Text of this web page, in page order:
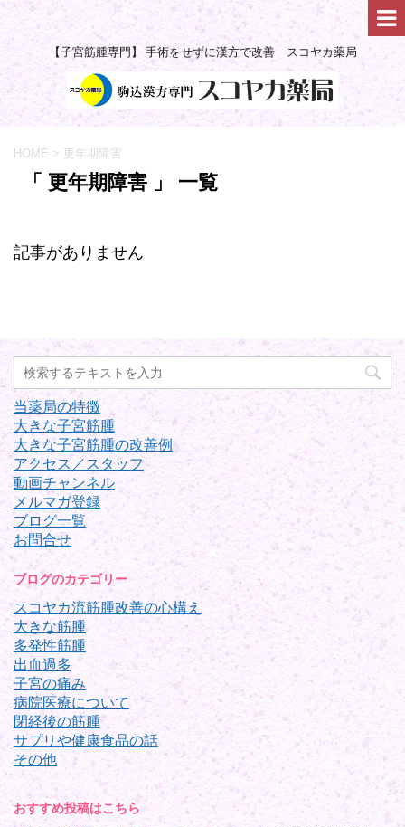
【子宮筋腫専門】 手術をせずに漢方で改善 スコヤカ薬局
HOME > 更年期障害
「 更年期障害 」 一覧
記事がありません
当薬局の特徴
大きな子宮筋腫
大きな子宮筋腫の改善例
アクセス／スタッフ
動画チャンネル
メルマガ登録
ブログ一覧
お問合せ
ブログのカテゴリー
スコヤカ流筋腫改善の心構え
大きな筋腫
多発性筋腫
出血過多
子宮の痛み
病院医療について
閉経後の筋腫
サプリや健康食品の話
その他
おすすめ投稿はこちら